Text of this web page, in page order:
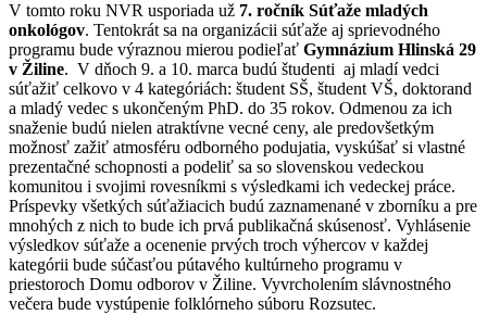
V tomto roku NVR usporiada už 7. ročník Súťaže mladých
onkológov. Tentokrát sa na organizácii súťaže aj sprievodného
programu bude výraznou mierou podieľať Gymnázium Hlinská 29
v Žiline. V dňoch 9. a 10. marca budú študenti aj mladí vedci
súťažiť celkovo v 4 kategóriách: študent SŠ, študent VŠ, doktorand
a mladý vedec s ukončeným PhD. do 35 rokov. Odmenou za ich
snaženie budú nielen atraktívne vecné ceny, ale predovšetkým
možnosť zažiť atmosféru odborného podujatia, vyskúšať si vlastné
prezentačné schopnosti a podeliť sa so slovenskou vedeckou
komunitou i svojimi rovesníkmi s výsledkami ich vedeckej práce.
Príspevky všetkých súťažiacich budú zaznamenané v zborníku a pre
mnohých z nich to bude ich prvá publikačná skúsenosť. Vyhlásenie
výsledkov súťaže a ocenenie prvých troch výhercov v každej
kategórii bude súčasťou pútavého kultúrneho programu v
priestoroch Domu odborov v Žiline. Vyvrcholením slávnostného
večera bude vystúpenie folklórneho súboru Rozsutec.